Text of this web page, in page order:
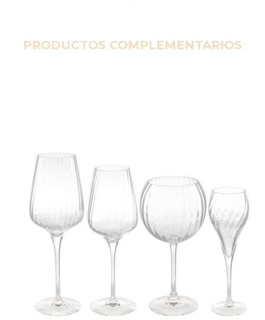
PRODUCTOS COMPLEMENTARIOS